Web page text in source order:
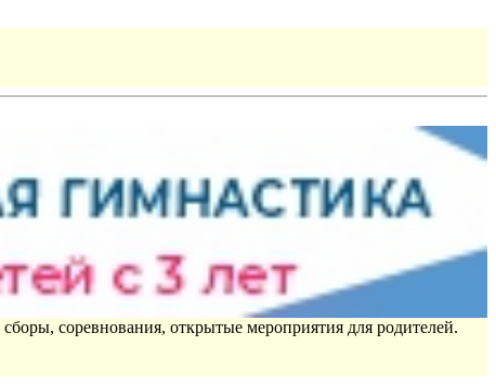
соревнования, открытые мероприятия для родителей.